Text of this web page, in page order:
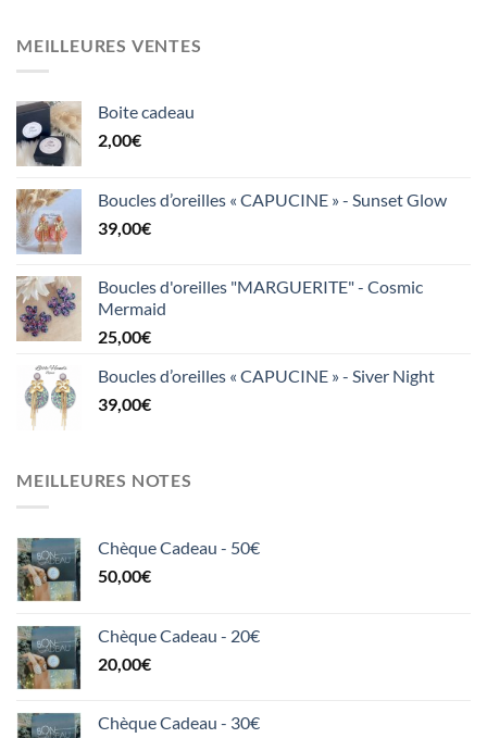
MEILLEURES VENTES
Boite cadeau
2,00€
Boucles d’oreilles « CAPUCINE » - Sunset Glow
39,00€
Boucles d'oreilles "MARGUERITE" - Cosmic
Mermaid
25,00€
Boucles d’oreilles « CAPUCINE » - Siver Night
39,00€
MEILLEURES NOTES
Chèque Cadeau - 50€
50,00€
Chèque Cadeau - 20€
20,00€
Chèque Cadeau - 30€